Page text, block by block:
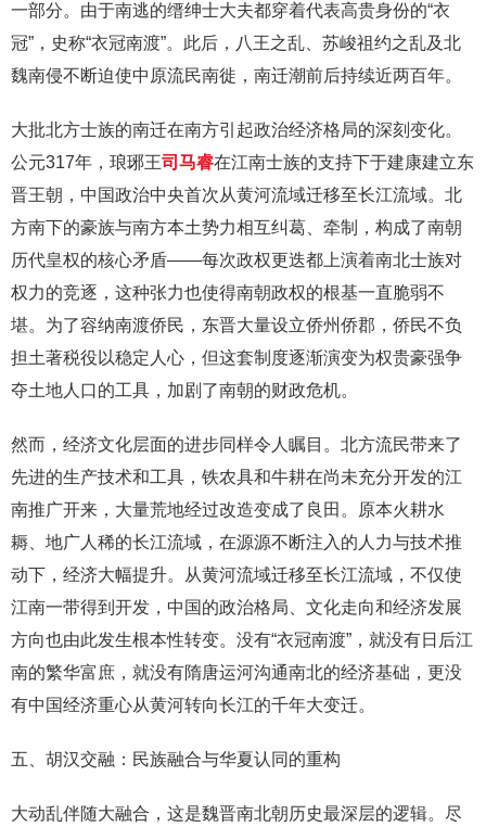
一部分。由于南逃的缙绅士大夫都穿着代表高贵身份的“衣
冠”，史称“衣冠南渡”。此后，八王之乱、苏峻祖约之乱及北
魏南侵不断迫使中原流民南徙，南迁潮前后持续近两百年。
大批北方士族的南迁在南方引起政治经济格局的深刻变化。
公元317年，琅琊王司马睿在江南士族的支持下于建康建立东
晋王朝，中国政治中央首次从黄河流域迁移至长江流域。北
方南下的豪族与南方本土势力相互纠葛、牵制，构成了南朝
历代皇权的核心矛盾——每次政权更迭都上演着南北士族对
权力的竞逐，这种张力也使得南朝政权的根基一直脆弱不
堪。为了容纳南渡侨民，东晋大量设立侨州侨郡，侨民不负
担土著税役以稳定人心，但这套制度逐渐演变为权贵豪强争
夺土地人口的工具，加剧了南朝的财政危机。
然而，经济文化层面的进步同样令人瞩目。北方流民带来了
先进的生产技术和工具，铁农具和牛耕在尚未充分开发的江
南推广开来，大量荒地经过改造变成了良田。原本火耕水
耨、地广人稀的长江流域，在源源不断注入的人力与技术推
动下，经济大幅提升。从黄河流域迁移至长江流域，不仅使
江南一带得到开发，中国的政治格局、文化走向和经济发展
方向也由此发生根本性转变。没有“衣冠南渡”，就没有日后江
南的繁华富庶，就没有隋唐运河沟通南北的经济基础，更没
有中国经济重心从黄河转向长江的千年大变迁。
五、胡汉交融：民族融合与华夏认同的重构
大动乱伴随大融合，这是魏晋南北朝历史最深层的逻辑。尽